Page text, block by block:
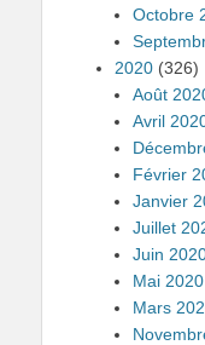
Octobre
2020 (326)
Août
Avril
Février
Janvier
Juillet
Juin
Mai 2020
Mars